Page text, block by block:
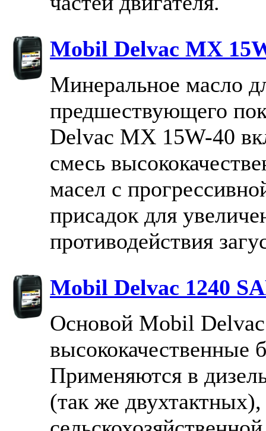
Mobil Delvac MX
Минеральное масло
предшествующего
Delvac MX 15W-40
смесь
масел с
присадок для
противодействия
Mobil Delvac 1240
Основой Mobil
высококачественные
Применяются в
(так же двухтактных),